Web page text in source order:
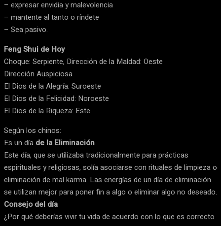
– expresar envidia y malevolencia
– mantente al tanto o ríndete
– Sea pasivo.
Feng Shui de Hoy
Choque: Serpiente, Dirección de la Maldad: Oeste
Dirección Auspiciosa
El Dios de la Alegría: Suroeste
El Dios de la Felicidad: Noroeste
El Dios de la Riqueza: Este
Según los chinos:
Es un día de la Eliminación
Este día, que se utilizaba tradicionalmente para prácticas
espirituales y religiosas, solía asociarse con rituales de limpieza o
eliminación de mal karma. Las energías de un día de eliminación
se utilizan mejor para poner fin a algo o eliminar algo no deseado.
Consejo del día
¿Por qué deberías vivir tu vida de acuerdo con lo que es correcto